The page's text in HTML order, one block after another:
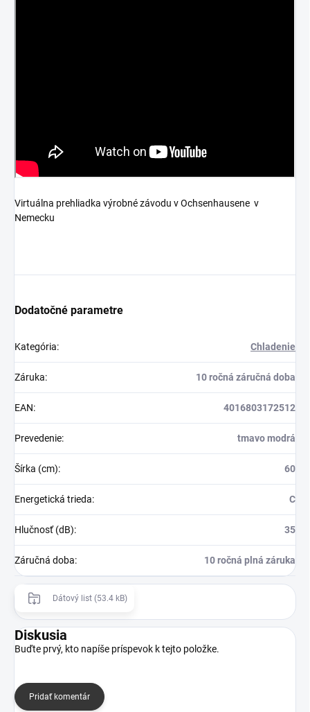
Virtuálna prehliadka výrobné závodu v Ochsenhausene v
Nemecku
Dodatočné parametre
Kategória: Chladenie
Záruka: 10 ročná záručná doba
EAN: 4016803172512
Prevedenie: tmavo modrá
Šírka (cm): 60
Energetická trieda: C
Hlučnosť (dB): 35
Záručná doba: 10 ročná plná záruka
Dátový list (53.4 kB)
Diskusia
Buďte prvý, kto napíše príspevok k tejto položke.
Pridať komentár